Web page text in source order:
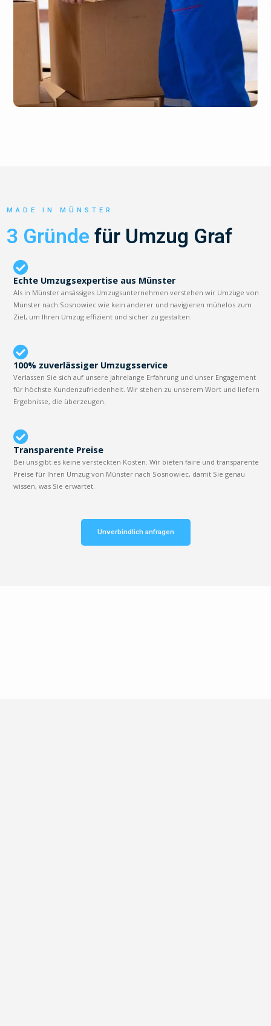
MADE IN MÜNSTER
3 Gründe für Umzug Graf
Echte Umzugsexpertise aus Münster
Als in Münster ansässiges Umzugsunternehmen verstehen wir Umzüge von
Münster nach Sosnowiec wie kein anderer und navigieren mühelos zum
Ziel, um Ihren Umzug effizient und sicher zu gestalten.
100% zuverlässiger Umzugsservice
Verlassen Sie sich auf unsere jahrelange Erfahrung und unser Engagement
für höchste Kundenzufriedenheit. Wir stehen zu unserem Wort und liefern
Ergebnisse, die überzeugen.
Transparente Preise
Bei uns gibt es keine versteckten Kosten. Wir bieten faire und transparente
Preise für Ihren Umzug von Münster nach Sosnowiec, damit Sie genau
wissen, was Sie erwartet.
Unverbindlich anfragen